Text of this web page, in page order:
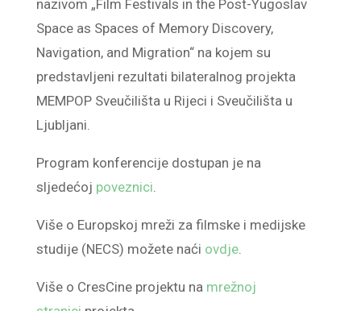
nazivom „Film Festivals in the Post-Yugoslav
Space as Spaces of Memory Discovery,
Navigation, and Migration“ na kojem su
predstavljeni rezultati bilateralnog projekta
MEMPOP Sveučilišta u Rijeci i Sveučilišta u
Ljubljani.
Program konferencije dostupan je na
sljedećoj poveznici.
Više o Europskoj mreži za filmske i medijske
studije (NECS) možete naći ovdje.
Više o CresCine projektu na mrežnoj